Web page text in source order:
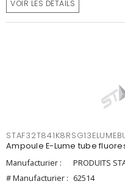
VOIR LES DÉTAILS
Ampoule E-Lume tube
Manufacturier :
PRODUITS
# Manufacturier : 62514